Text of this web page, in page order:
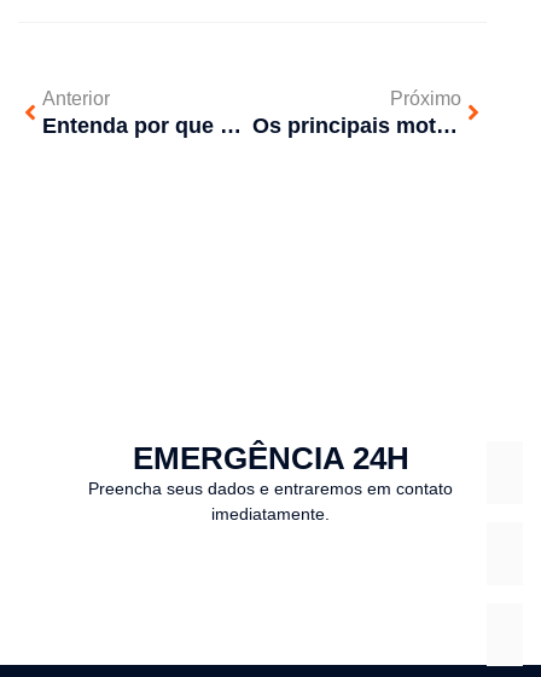
Anterior
Entenda por que sua empresa deve fazer o Controle de Pragas Urbanas
Próximo
Os principais motivos de entupimento na sua casa e como evitar
EMERGÊNCIA 24H
Preencha seus dados e entraremos em contato
imediatamente.